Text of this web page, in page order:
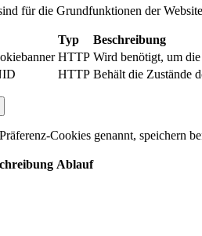
für die Grundfunktionen der
Typ Beschreibung
HTTP Wird benötigt, um
HTTP Behält die Zustände
Cookies genannt, speichern
Ablauf